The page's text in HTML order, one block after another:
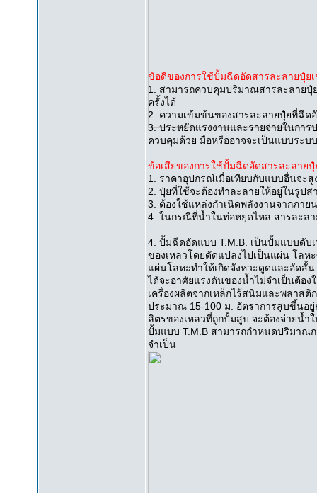
ข้อดีของการใช้ปั้มฉีดอัดสารละลายปุ๋ย
1. สามารถควบคุมปริมาณสารละลาย
ครั้งได้
2. ความเข้มข้นของสารละลายปุ๋ยที่ฉีด
3. ประหยัดแรงงานและรายจ่ายในกา
ควบคุมด้วย มือหรืออาจจะเป็นแบบระบ
ข้อเสียของการใช้ปั้มฉีดอัดสารละลายปุ๋
1. ราคาอุปกรณ์เมื่อเทียบกับแบบอื่นจะ
2. ปุ๋ยที่ใช้จะต้องทำละลายให้อยู่ในรูปส
3. ต้องใช้แหล่งกำเนิดพลังงานจากภาย
4. ในกรณีที่น้ำในท่อหยุดไหล สารละลา
4. ปั้มฉีดอัดแบบ T.M.B. เป็นปั้มแบบดับ
ของเหลวโดยดัดแปลงไปเป็นแผ่น โล
แผ่นโลหะทำให้เกิดจังหวะดูดและอัดสั้
ได้จะอาศัยแรงดันของน้ำไม่จำเป็นต้อ
เครื่องผลิตจากเหล็กไร้สนิมและพลาส
ประมาณ 15-100 ม. อัตราการสูบขึ้นอ
ลิตรของเหลวที่ถูกปั้มสูบ จะต้องจ่ายน้
ปั้มแบบ T.M.B สามารถกำหนดปริมาณ
จำเป็น